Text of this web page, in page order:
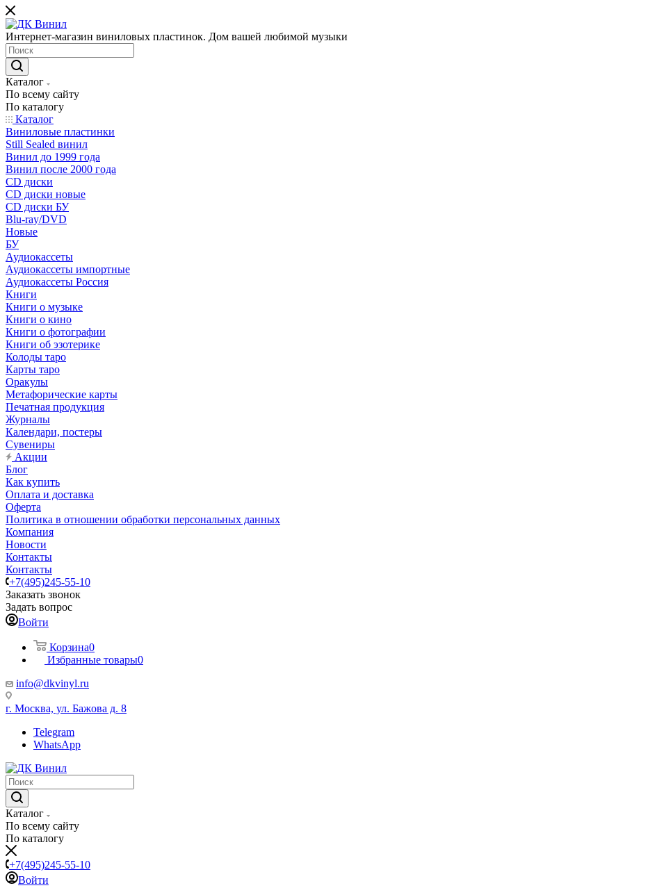
Интернет-магазин виниловых пластинок. Дом вашей любимой музыки
Каталог
По всему сайту
По каталогу
Каталог
Виниловые пластинки
Still Sealed винил
Винил до 1999 года
Винил после 2000 года
CD диски
CD диски новые
CD диски БУ
Blu-ray/DVD
Новые
БУ
Аудиокассеты
Аудиокассеты импортные
Аудиокассеты Россия
Книги
Книги о музыке
Книги о кино
Книги о фотографии
Книги об эзотерике
Колоды таро
Карты таро
Оракулы
Метафорические карты
Печатная продукция
Журналы
Календари, постеры
Сувениры
Акции
Блог
Как купить
Оплата и доставка
Оферта
Политика в отношении обработки персональных данных
Компания
Новости
Контакты
Контакты
+7(495)245-55-10
Заказать звонок
Задать вопрос
Войти
Корзина0
Избранные товары0
info@dkvinyl.ru
г. Москва, ул. Бажова д. 8
Telegram
WhatsApp
Каталог
По всему сайту
По каталогу
+7(495)245-55-10
Войти